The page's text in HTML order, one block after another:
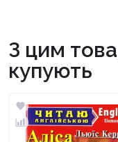
З цим
купують